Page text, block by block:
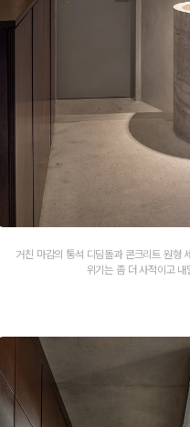
거친 마감의 통석 디딤돌과 콘크리트 원형
위기는 좀 더 사적이고